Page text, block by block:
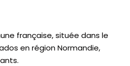
française, située dans le
en région Normandie,